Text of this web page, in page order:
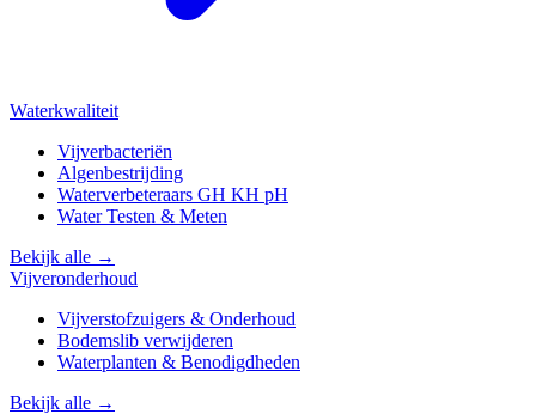
Waterkwaliteit
Vijverbacteriën
Algenbestrijding
Waterverbeteraars GH KH pH
Water Testen & Meten
Bekijk alle →
Vijveronderhoud
Vijverstofzuigers & Onderhoud
Bodemslib verwijderen
Waterplanten & Benodigdheden
Bekijk alle →